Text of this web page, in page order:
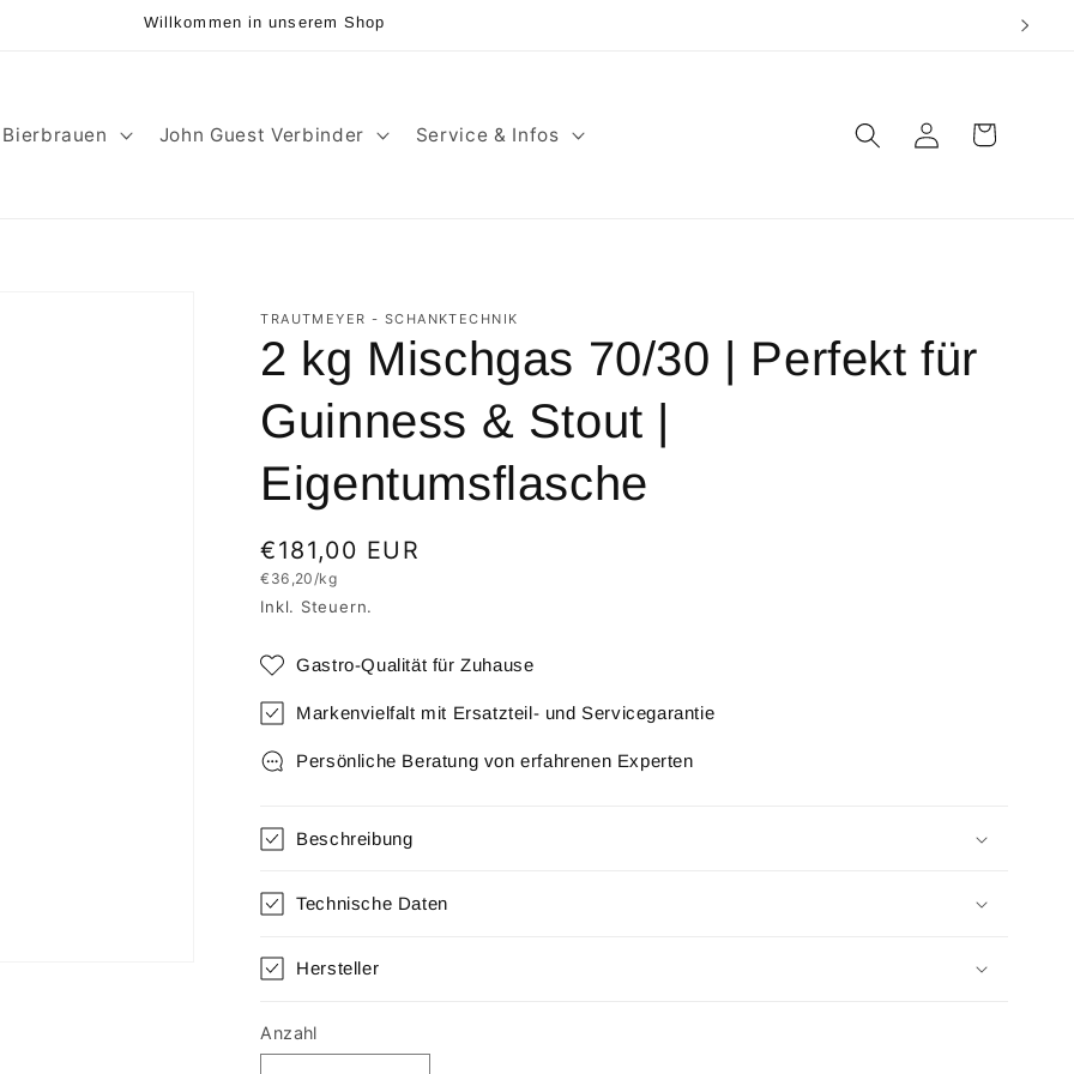
Willkommen in unserem Shop
Bierbrauen John Guest Verbinder Service & Infos EinloggenWarenkorb
TRAUTMEYER - SCHANKTECHNIK
2 kg Mischgas 70/30 | Perfekt für
Guinness & Stout |
Eigentumsflasche
Normaler
Preis
€181,00 EUR
Grundpreis
€36,20/kg
Inkl. Steuern.
Gastro-Qualität für Zuhause
Markenvielfalt mit Ersatzteil- und Servicegarantie
Persönliche Beratung von erfahrenen Experten
Beschreibung
Technische Daten
Hersteller
Anzahl
Anzahl